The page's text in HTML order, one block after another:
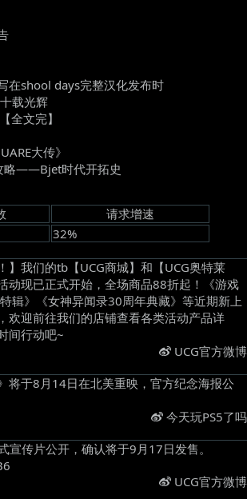
在shool days完整汉化发布时
载光辉
全文完】
大传》
略——Bjet时代开拓史
请求增速
32%
】我们的tb【UCG商城】和【UCG奥特莱
动现已正式开始，全场商品88折起！《游戏
辑》《女神异闻录30周年典藏》等近期新上
欢迎前往我们的店铺查看各类活动产品详
间行动吧~
UCG官方微博
将于8月14日在北美重映，官方纪念海报公
今天玩PS5了吗
宣传片公开，确认将于9月17日发售。
UCG官方微博